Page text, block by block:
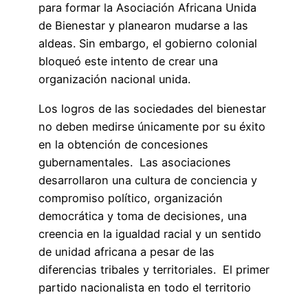
para formar la Asociación Africana Unida
de Bienestar y planearon mudarse a las
aldeas. Sin embargo, el gobierno colonial
bloqueó este intento de crear una
organización nacional unida.
Los logros de las sociedades del bienestar
no deben medirse únicamente por su éxito
en la obtención de concesiones
gubernamentales. Las asociaciones
desarrollaron una cultura de conciencia y
compromiso político, organización
democrática y toma de decisiones, una
creencia en la igualdad racial y un sentido
de unidad africana a pesar de las
diferencias tribales y territoriales. El primer
partido nacionalista en todo el territorio